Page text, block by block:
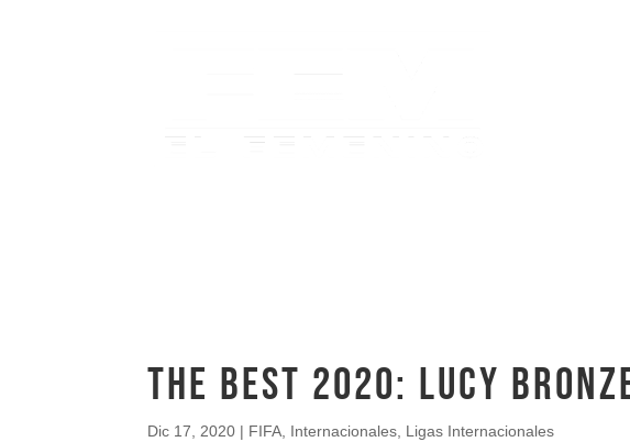
The Best 2020: Lucy
Dic 17, 2020 | FIFA Internacionales Ligas Internacionales